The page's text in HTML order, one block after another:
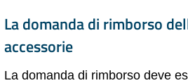
La domanda di rimborso
accessorie
La domanda di rimborso deve